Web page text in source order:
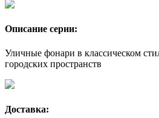
Описание серии:
Уличные фонари в классическом
городских пространств
Доставка: